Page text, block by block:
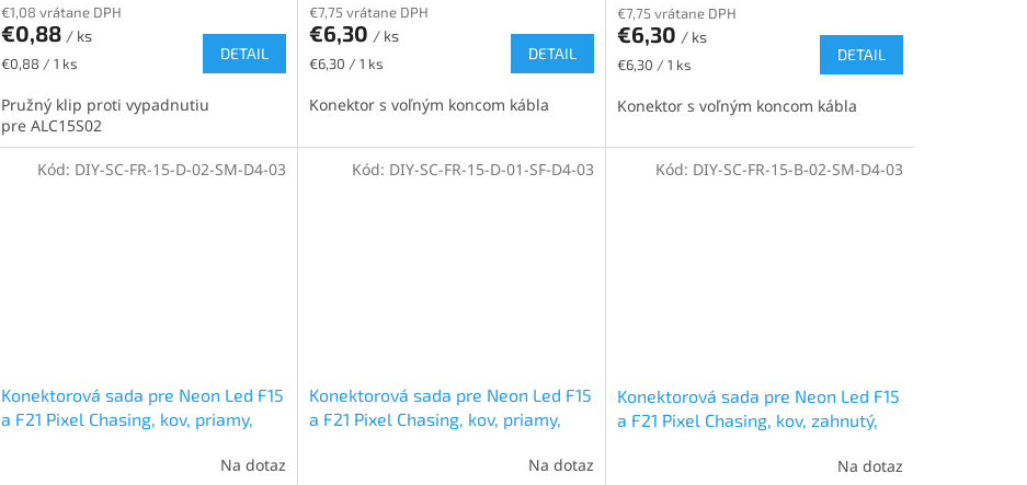
€1,08 vrátane DPH
€0,88 / ks
Jednotková
€0,88 / 1 ks
DETAIL
Pružný klip proti vypadnutiu
pre ALC15S02
€7,75 vrátane DPH
€6,30 / ks
Jednotková
€6,30 / 1 ks
DETAIL
Konektor s voľným koncom kábla
€7,75 vrátane DPH
€6,30 / ks
Jednotková
€6,30 / 1 ks
DETAIL
Konektor s voľným koncom kábla
Konektorová sada pre Neon Led F15
a F21 Pixel Chasing, kov, priamy,
Na dotaz
Kód: DIY-SC-FR-15-D-02-SM-D4-03
Konektorová sada pre Neon Led F15
a F21 Pixel Chasing, kov, priamy,
Na dotaz
Kód: DIY-SC-FR-15-D-01-SF-D4-03
Konektorová sada pre Neon Led F15
a F21 Pixel Chasing, kov, zahnutý,
Na dotaz
Kód: DIY-SC-FR-15-B-02-SM-D4-03